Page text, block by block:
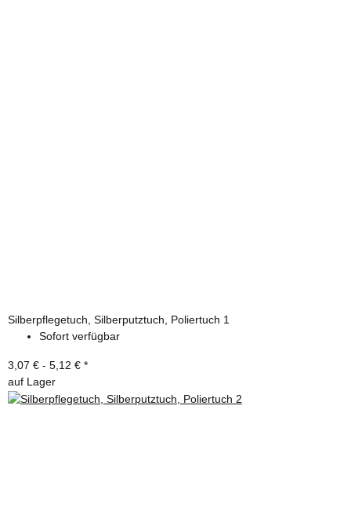
Silberpflegetuch, Silberputztuch, Poliertuch 1
Sofort verfügbar
3,07 € - 5,12 € *
auf Lager